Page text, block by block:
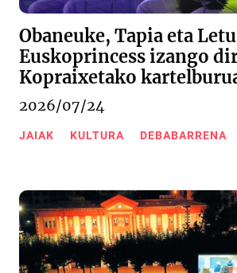
Obaneuke, Tapia eta
Euskoprincess izango
Kopraixetako
2026/07/24
JAIAK KULTURA DEBABARRENA